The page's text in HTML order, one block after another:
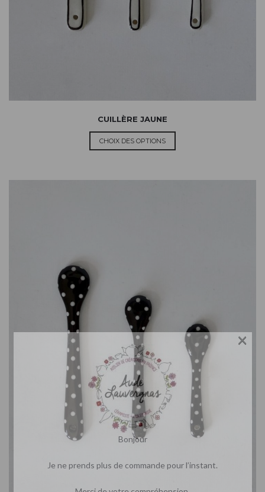
CUILLÈRE JAUNE
CHOIX DES OPTIONS
Bonjour
Je ne prends plus de commande pour l’instant.
×